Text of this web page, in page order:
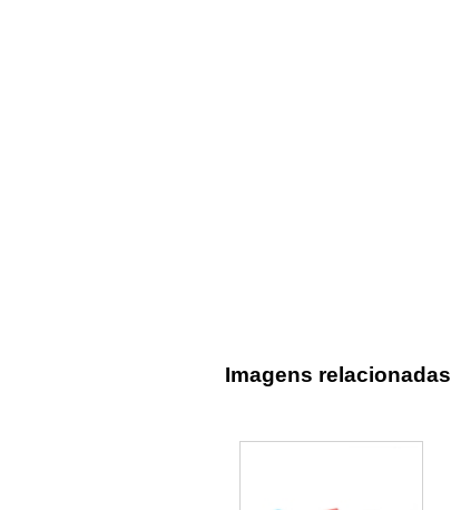
Imagens relacionadas